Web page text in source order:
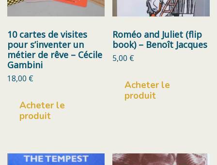
10 cartes de visites
pour s’inventer un
métier de rêve – Cécile
Gambini
18,00 €
Acheter le
produit
Roméo and Juliet (flip
book) – Benoît Jacques
5,00 €
Acheter le
produit